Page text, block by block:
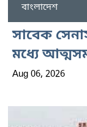
বাংলাদেশ
সাবেক
মধ্যে
Aug 06, 2026